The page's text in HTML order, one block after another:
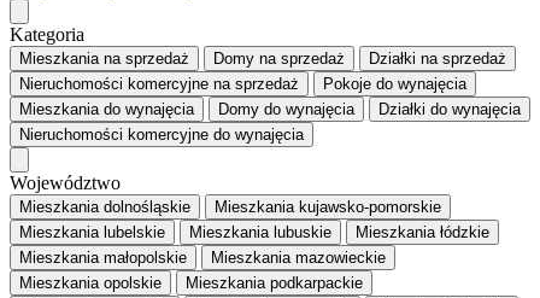
Kategoria
Mieszkaniana sprzedaż Domy na sprzedaż Działki na sprzedaż
Nieruchomości komercyjne na sprzedaż Pokoje do wynajęcia
Mieszkaniado wynajęcia Domy do wynajęcia Działki do wynajęcia
Nieruchomości komercyjne do wynajęcia
Województwo
Mieszkania dolnośląskie
Mieszkania kujawsko-pomorskie
Mieszkania lubelskie
Mieszkania lubuskie
Mieszkania łódzkie
Mieszkania małopolskie
Mieszkania mazowieckie
Mieszkania opolskie
Mieszkania podkarpackie